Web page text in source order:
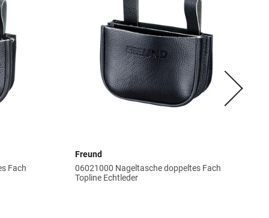
Fach
Freund
06021000 Nageltasche doppeltes Fach
Topline Echtleder